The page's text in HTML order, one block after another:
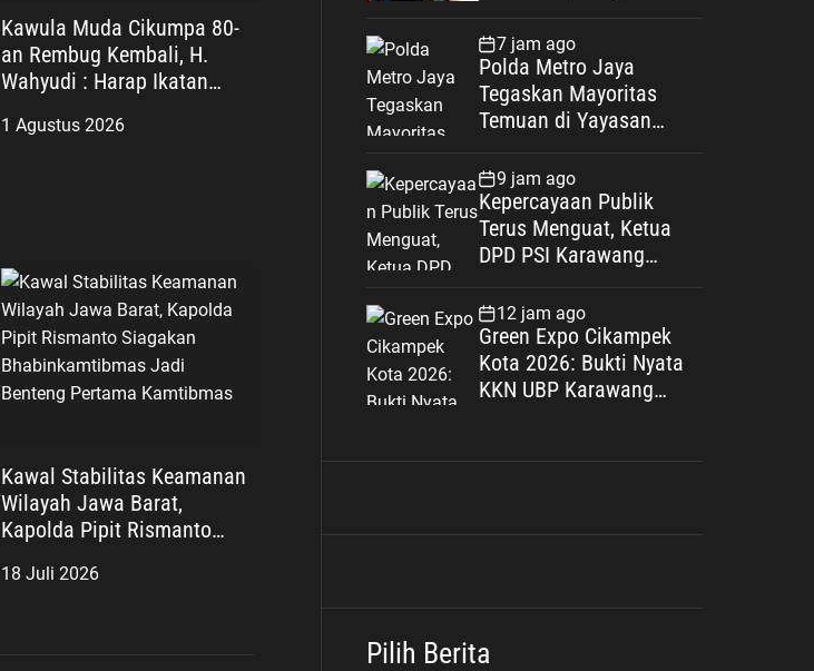
Kawula Muda Cikumpa 80-
an Rembug Kembali, H.
Wahyudi : Harap Ikatan
1 Agustus 2026
Kawal Stabilitas Keamanan
Wilayah Jawa Barat,
Kapolda Pipit Rismanto
Jadi Benteng Pertama
18 Juli 2026
Laporkan RSP alias Ros
ke Polisi
7 jam ago
Polda Metro Jaya
Tegaskan Mayoritas
Temuan di Yayasan
Senjata Api, Proses
Pendalaman Terus
Berjalan
9 jam ago
Kepercayaan Publik
Terus Menguat, Ketua
DPD PSI Karawang
Pemilu 2029
12 jam ago
Green Expo Cikampek
Kota 2026: Bukti Nyata
KKN UBP Karawang
Pilih Berita